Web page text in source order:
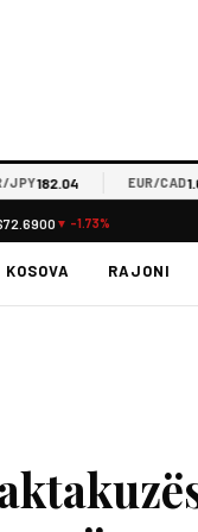
182.04 EUR/CAD1.6194
▼ -1.73%
KOSOVA RAJONI